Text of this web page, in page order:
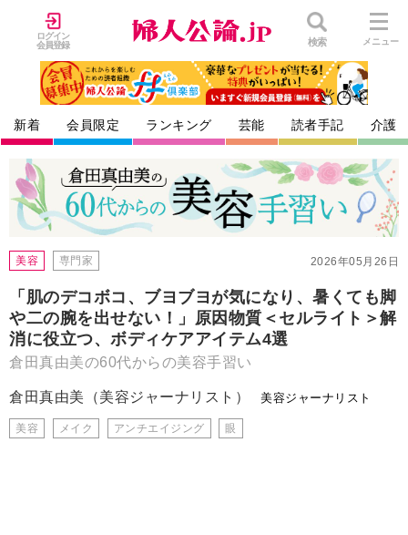
ログイン
会員登録
検索 メニュー
新着 会員限定 ランキング 芸能 読者手記 介護
2026年05月26日
美容 専門家
「肌のデコボコ、ブヨブヨが気になり、暑くても脚
や二の腕を出せない！」原因物質＜セルライト＞解
消に役立つ、ボディケアアイテム4選
倉田真由美の60代からの美容手習い
倉田真由美（美容ジャーナリスト） 美容ジャーナリスト
美容 メイク アンチエイジング 眼